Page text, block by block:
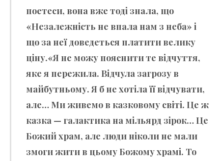
поетеси, вона вже тоді знала, що
«Незалежність не впала нам з неба» і
що за неї доведеться платити велику
ціну.«Я не можу пояснити те відчуття,
яке я пережила. Відчула загрозу в
майбутньому. Я б не хотіла її відчувати,
але… Ми живемо в казковому світі. Це ж
казка — галактика на мільярд зірок… Це
Божий храм, але люди ніколи не мали
змоги жити в цьому Божому храмі. То